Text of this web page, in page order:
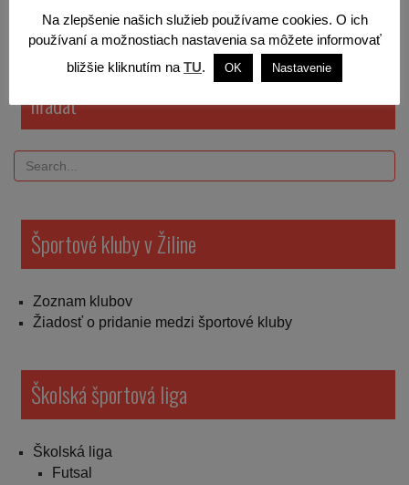
Florbal | 5. kolo | 15. marec 2012
Plávanie | 6. kolo | 26. marec 2012
hľadať
Športové kluby v Žiline
Zoznam klubov
Žiadosť o pridanie medzi športové kluby
Školská športová liga
Školská liga
Futsal
Na zlepšenie našich služieb používame cookies. O ich
používaní a možnostiach nastavenia sa môžete informovať
bližšie kliknutím na TU. OK Nastavenie